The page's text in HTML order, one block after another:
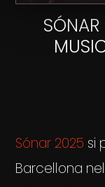
Sónar 2025 si
Barcellona